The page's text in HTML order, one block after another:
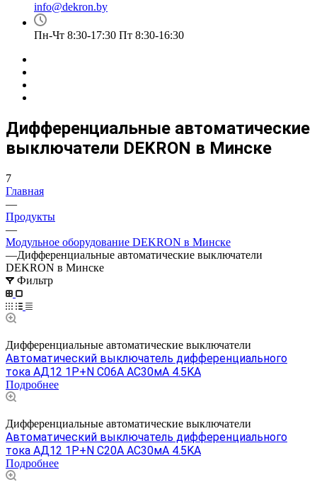
info@dekron.by
Пн-Чт 8:30-17:30 Пт 8:30-16:30
Дифференциальные автоматические
выключатели DEKRON в Минске
7
Главная
—
Продукты
—
Модульное оборудование DEKRON в Минске
—Дифференциальные автоматические выключатели
DEKRON в Минске
Фильтр
Дифференциальные автоматические выключатели
Автоматический выключатель дифференциального
тока АД12 1P+N С06A АС30мА 4.5KA
Подробнее
Дифференциальные автоматические выключатели
Автоматический выключатель дифференциального
тока АД12 1P+N С20A АС30мА 4.5KA
Подробнее